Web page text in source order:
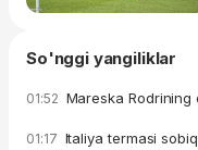
So'nggi yangiliklar
01:52 Mareska
01:17 Italiya termasi